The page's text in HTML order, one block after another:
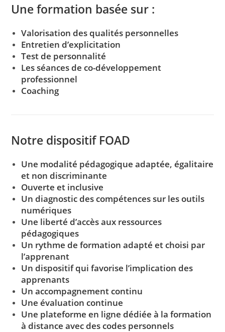
Une formation basée sur :
Valorisation des qualités personnelles
Entretien d’explicitation
Test de personnalité
Les séances de co-développement
professionnel
Coaching
Notre dispositif FOAD
Une modalité pédagogique adaptée, égalitaire
et non discriminante
Ouverte et inclusive
Un diagnostic des compétences sur les outils
numériques
Une liberté d’accès aux ressources
pédagogiques
Un rythme de formation adapté et choisi par
l’apprenant
Un dispositif qui favorise l’implication des
apprenants
Un accompagnement continu
Une évaluation continue
Une plateforme en ligne dédiée à la formation
à distance avec des codes personnels